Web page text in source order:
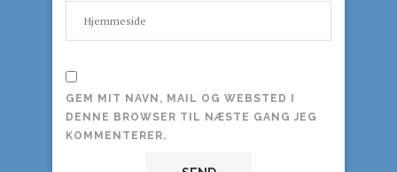
GEM MIT NAVN, MAIL OG WEBSTED I
DENNE BROWSER TIL NÆSTE GANG JEG
KOMMENTERER.